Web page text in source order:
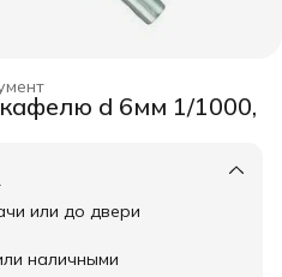
d 6мм 1/1000,
или до двери
наличными